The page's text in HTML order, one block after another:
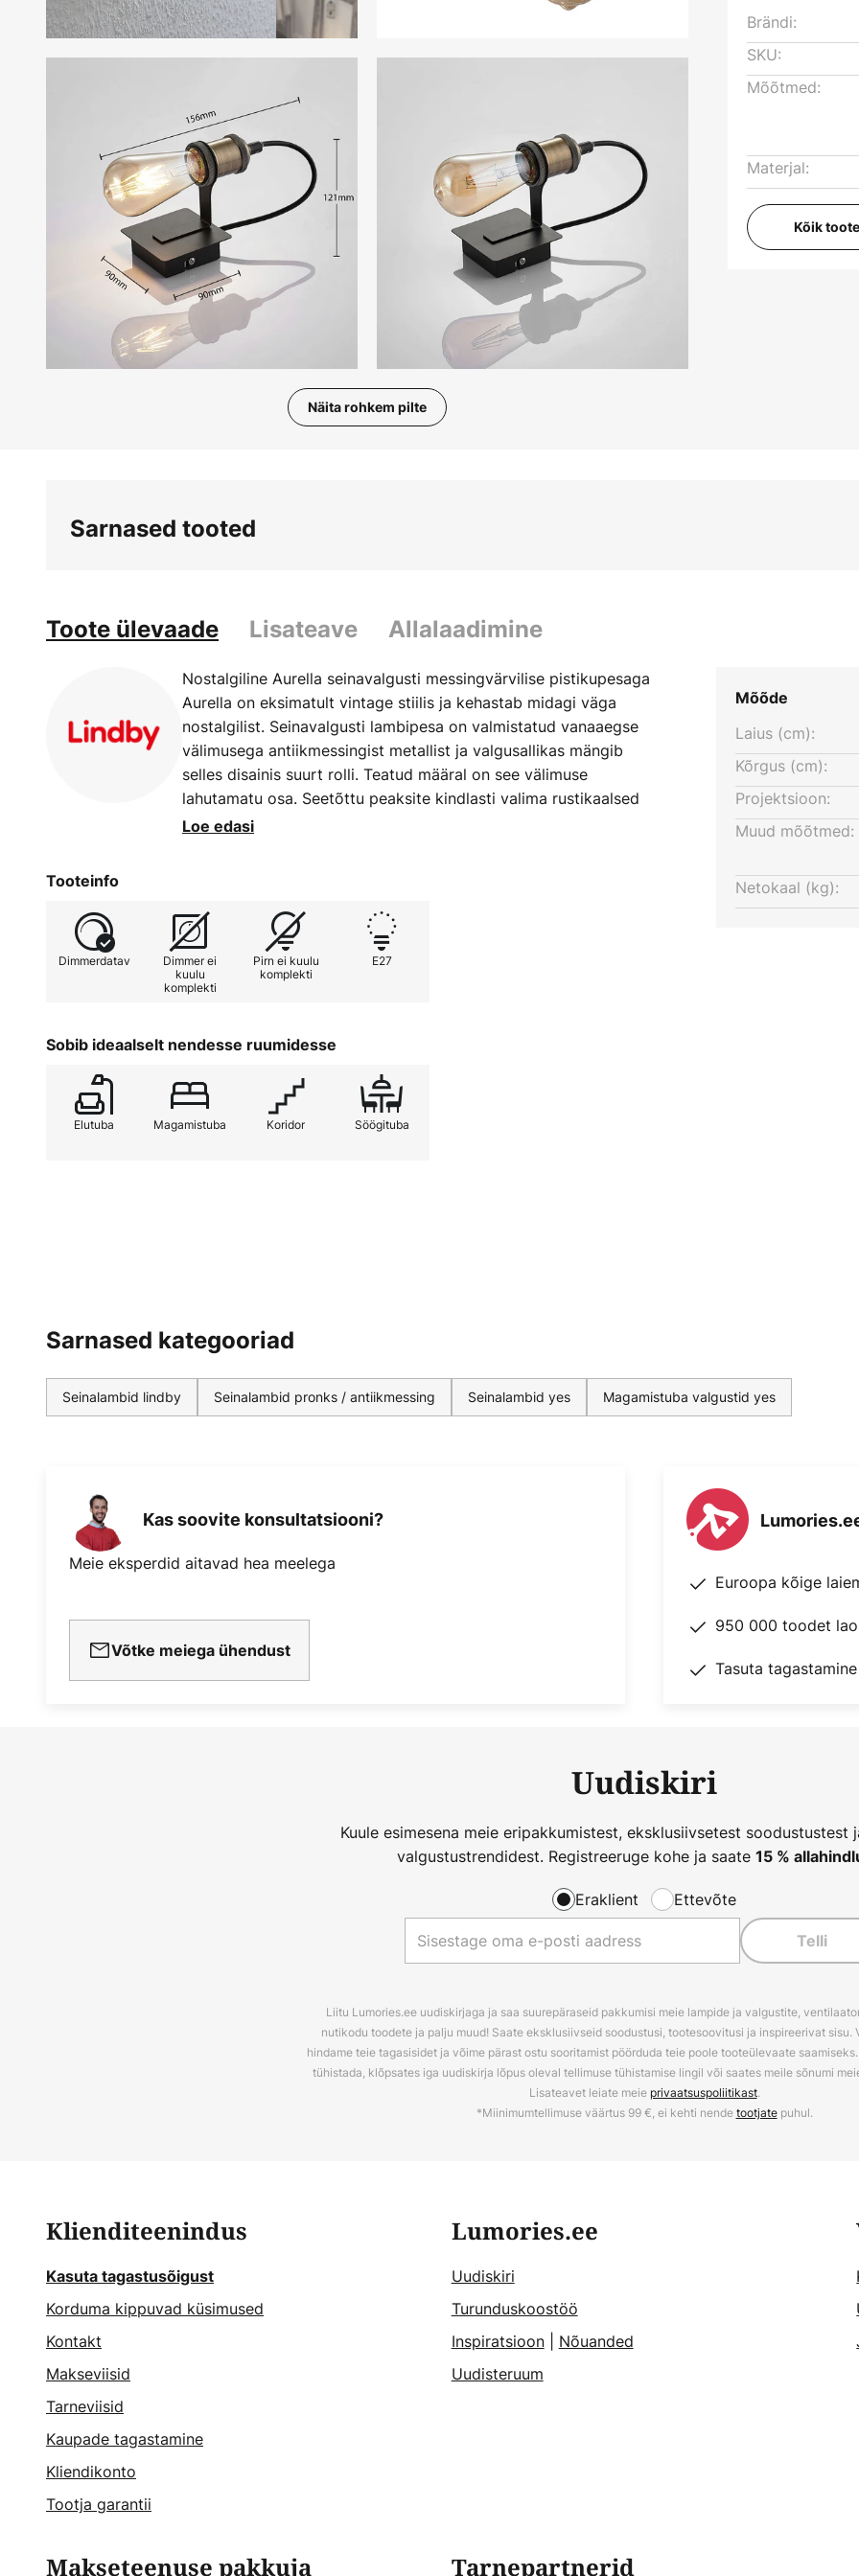
Näita rohkem pilte
Brändi:
SKU:
Mõõtmed:
Materjal:
Kõik
Sarnased tooted
Toote ülevaade Lisateave Allalaadimine
Nostalgiline Aurella seinavalgusti messingvärvilise pistikupesaga
Aurella on eksimatult vintage stiilis ja kehastab midagi väga
nostalgilist. Seinavalgusti lambipesa on valmistatud vanaaegse
välimusega antiikmessingist metallist ja valgusallikas mängib
selles disainis suurt rolli. Teatud määral on see välimuse
lahutamatu osa. Seetõttu peaksite kindlasti valima rustikaalsed
lambid, kui valite sobiva E27 valgusallika, sest need näevad väga
Loe edasi
Tooteinfo
Dimmerdatav
Dimmer ei
kuulu
komplekti
Pirn ei kuulu
komplekti
E27
Sobib ideaalselt nendesse ruumidesse
Elutuba Magamistuba Koridor Söögituba
Mõõde
Laius (cm):
Kõrgus (cm):
Projektsioon:
Muud mõõtmed:
Netokaal (kg):
Sarnased kategooriad
Seinalambid lindby Seinalambid pronks / antiikmessing Seinalambid yes Magamistuba valgustid yes
Kas soovite konsultatsiooni?
Meie eksperdid aitavad hea meelega
Võtke meiega ühendust
Euroopa kõige
950 000 toodet
Tasuta
Uudiskiri
Kuule esimesena meie eripakkumistest, eksklusiivsetest soodustustest
valgustustrendidest. Registreeruge kohe ja saate 15 %
Eraklient Ettevõte
Telli
Liitu Lumories.ee uudiskirjaga ja saa suurepäraseid pakkumisi meie lampide ja valgustite,
nutikodu toodete ja palju muud! Saate eksklusiivseid soodustusi, tootesoovitusi ja inspireerivat sisu.
hindame teie tagasisidet ja võime pärast ostu sooritamist pöörduda teie poole tooteülevaate
tühistada, klõpsates iga uudiskirja lõpus oleval tellimuse tühistamise lingil või saates meile sõnumi
Lisateavet leiate meie privaatsuspoliitikast.
*Miinimumtellimuse väärtus 99 €, ei kehti nendetootjatepuhul.
Klienditeenindus
Kasuta tagastusõigust
Korduma kippuvad küsimused
Kontakt
Makseviisid
Tarneviisid
Kaupade tagastamine
Kliendikonto
Tootja garantii
Lumories.ee
Uudiskiri
Turunduskoostöö
Inspiratsioon| Nõuanded
Uudisteruum
Makseteenuse pakkuja Tarnepartnerid